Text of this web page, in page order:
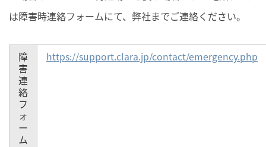
は障害時連絡フォームにて、弊社までご連絡ください。
障
害
連
絡
フ
ォ
ー
ム
https://support.clara.jp/contact/emergency.php